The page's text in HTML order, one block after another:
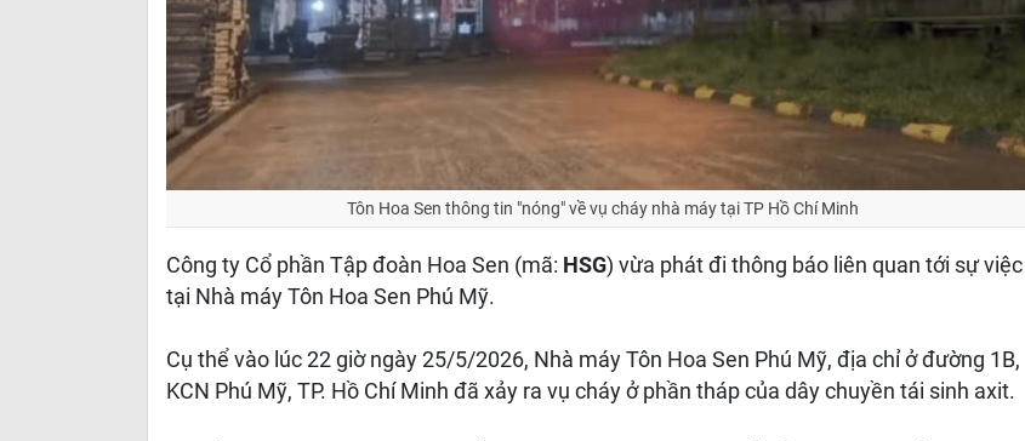
Tôn Hoa Sen thông tin "nóng" về vụ cháy nhà máy tại TP Hồ Chí Minh
Công ty Cổ phần Tập đoàn Hoa Sen (mã: HSG) vừa phát đi thông báo liên quan tới sự việc
tại Nhà máy Tôn Hoa Sen Phú Mỹ.
Cụ thể vào lúc 22 giờ ngày 25/5/2026, Nhà máy Tôn Hoa Sen Phú Mỹ, địa chỉ ở đường 1B,
KCN Phú Mỹ, TP. Hồ Chí Minh đã xảy ra vụ cháy ở phần tháp của dây chuyền tái sinh axit.